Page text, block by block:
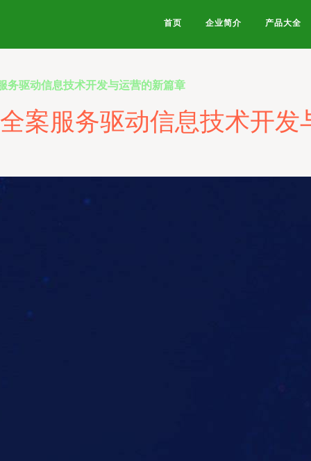
首页 企业简介 产品大全
务驱动信息技术开发与运营的新篇章
案服务驱动信息技术开发